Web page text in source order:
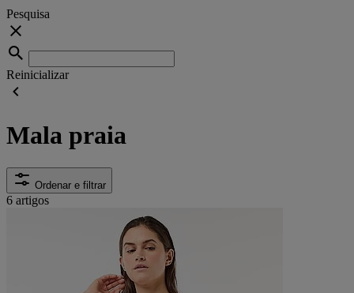
Pesquisa
Reinicializar
Mala praia
Ordenar e filtrar
6 artigos